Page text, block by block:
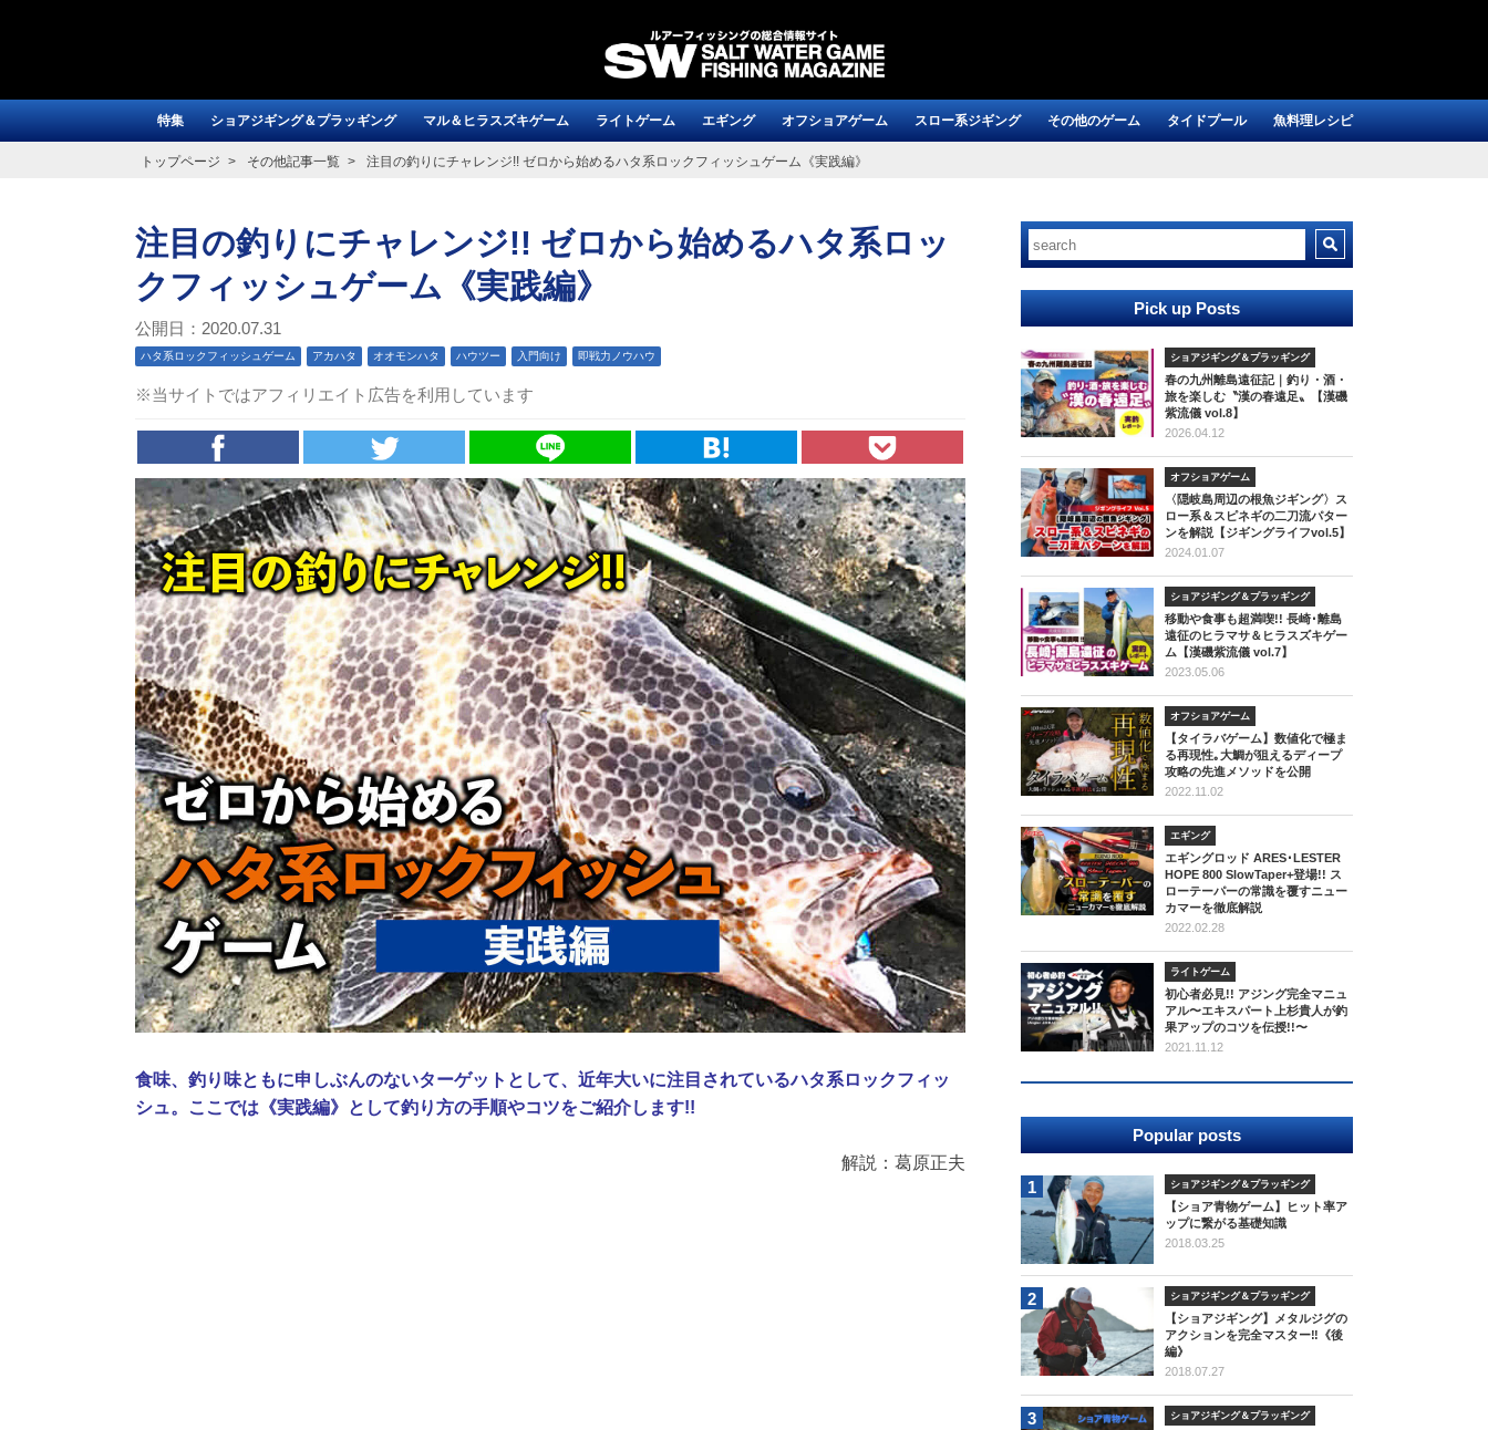
特集 ショアジギング＆プラッギング マル＆ヒラスズキゲーム ライトゲーム エギング オフショアゲーム スロー系ジギング その他のゲーム タイドプール 魚料理レシピ
トップページ その他記事一覧 注目の釣りにチャレンジ!! ゼロから始めるハタ系ロックフィッシュゲーム《実践編》
注目の釣りにチャレンジ!! ゼロから始めるハタ系ロッ
クフィッシュゲーム《実践編》
公開日：2020.07.31
ハタ系ロックフィッシュゲーム アカハタ オオモンハタ ハウツー 入門向け 即戦力ノウハウ
※当サイトではアフィリエイト広告を利用しています
食味、釣り味ともに申しぶんのないターゲットとして、近年大いに注目されているハタ系ロックフィッ
シュ。ここでは《実践編》として釣り方の手順やコツをご紹介します!!
解説：葛原正夫
Pick up Posts
ショアジギング＆プラッギング
春の九州離島遠征記｜釣り・酒・
旅を楽しむ〝漢の春遠足〟【漢磯
紫流儀 vol.8】
2026.04.12
オフショアゲーム
〈隠岐島周辺の根魚ジギング〉ス
ロー系＆スピネギの二刀流パター
ンを解説【ジギングライフvol.5】
2024.01.07
ショアジギング＆プラッギング
移動や食事も超満喫!! 長崎･離島
遠征のヒラマサ＆ヒラスズキゲー
ム【漢磯紫流儀 vol.7】
2023.05.06
オフショアゲーム
【タイラバゲーム】数値化で極ま
る再現性｡大鯛が狙えるディープ
攻略の先進メソッドを公開
2022.11.02
エギング
エギングロッド ARES･LESTER
HOPE 800 SlowTaper+登場!! ス
ローテーパーの常識を覆すニュー
カマーを徹底解説
2022.02.28
ライトゲーム
初心者必見!! アジング完全マニュ
アル〜エキスパート上杉貴人が釣
果アップのコツを伝授!!〜
2021.11.12
Popular posts
1 ショアジギング＆プラッギング
【ショア青物ゲーム】ヒット率ア
ップに繋がる基礎知識
2018.03.25
2 ショアジギング＆プラッギング
【ショアジギング】メタルジグの
アクションを完全マスター‼《後
編》
2018.07.27
3 ショアジギング＆プラッギング